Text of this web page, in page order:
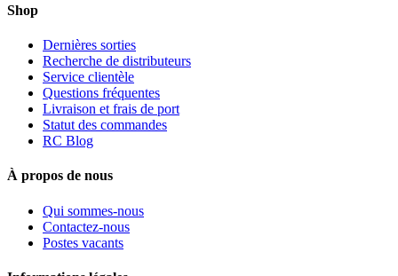
Shop
Dernières sorties
Recherche de distributeurs
Service clientèle
Questions fréquentes
Livraison et frais de port
Statut des commandes
RC Blog
À propos de nous
Qui sommes-nous
Contactez-nous
Postes vacants